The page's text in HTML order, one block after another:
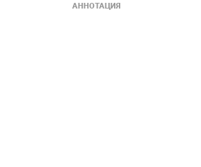
АННОТАЦИЯ